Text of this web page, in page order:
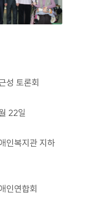
성 토론회
22일
인복지관 지하
인연합회